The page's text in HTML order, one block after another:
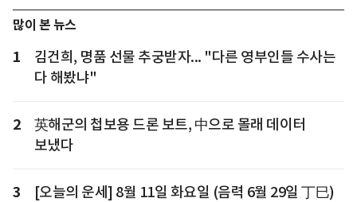
많이 본 뉴스
1
김건희, 명품 선물 추궁받자... "다른 영부인들 수사는
다 해봤냐"
2
英해군의 첩보용 드론 보트, 中으로 몰래 데이터
보냈다
3 [오늘의 운세] 8월 11일 화요일 (음력 6월 29일 丁巳)